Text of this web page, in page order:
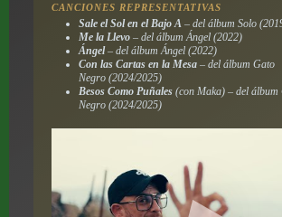
CANCIONES REPRESENTATIVAS
Sale el Sol en el Bajo A– del álbum Solo
Me la Llevo– del álbumÁngel(2022)
Ángel– del álbumÁngel(2022)
Con las Cartas en la Mesa– del álbum Gato
Negro(2024/2025)
Besos Como Puñales(con Maka) – del álbum
Negro(2024/2025)